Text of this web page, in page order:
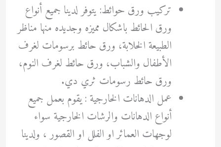
تركيب ورق حوائط: يتوفر لدينا جميع أنواع
ورق الحائط باشكال مميزه وجديده منها مناظر
الطبيعة الخلابة، ورق حائط برسومات لغرف
الأطفال والشباب، ورق حائط لغرف النوم،
ورق حائط رسومات ثري دي.
عمل الدهانات الخارجية : يقوم بعمل جميع
أنواع الدهانات والرشات الخارجية سواء
لوجهات العمائر او الفلل او القصور ، ولدينا